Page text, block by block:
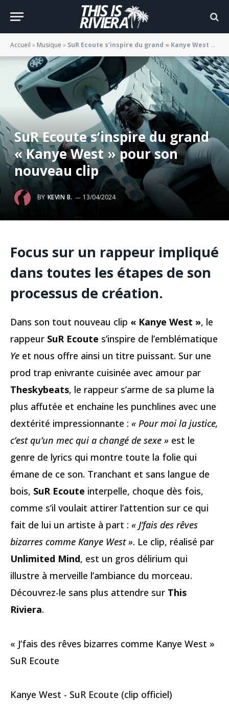
Accueil » Musique » SuR Ecoute s’inspire du grand « Kanye West » pour son nouveau clip
SuR Ecoute s’inspire du grand
« Kanye West » pour son
nouveau clip
BY KEVIN B. 13/04/2024
Focus sur un rappeur impliqué
dans toutes les étapes de son
processus de création.
Dans son tout nouveau clip « Kanye West », le
rappeur SuR Ecoute s’inspire de l’emblématique
Ye et nous offre ainsi un titre puissant. Sur une
prod trap enivrante cuisinée avec amour par
Theskybeats, le rappeur s’arme de sa plume la
plus affutée et enchaine les punchlines avec une
dextérité impressionnante : « Pour moi la justice,
c’est qu’un mec qui a changé de sexe » est le
genre de lyrics qui montre toute la folie qui
émane de ce son. Tranchant et sans langue de
bois, SuR Ecoute interpelle, choque dès fois,
comme s’il voulait attirer l’attention sur ce qui
fait de lui un artiste à part : « J’fais des rêves
bizarres comme Kanye West ». Le clip, réalisé par
Unlimited Mind, est un gros délirium qui
illustre à merveille l’ambiance du morceau.
Découvrez-le sans plus attendre sur This
Riviera.
« J’fais des rêves bizarres comme Kanye West »
SuR Ecoute
Kanye West - SuR Ecoute (clip officiel)